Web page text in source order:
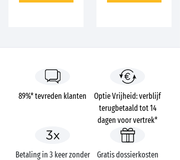
89%* tevreden klanten
Optie Vrijheid: verblijf
terugbetaald tot 14
dagen voor vertrek*
Betaling in 3 keer zonder
Gratis dossierkosten